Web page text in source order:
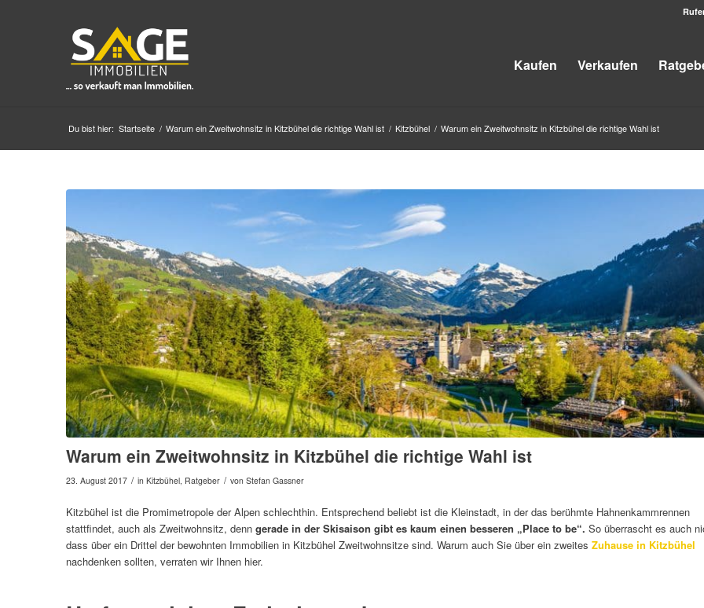
Kaufen Verkaufen
Du bist hier: Startseite / Warum ein Zweitwohnsitz in Kitzbühel die richtige Wahl ist / Kitzbühel / Warum ein Zweitwohnsitz in Kitzbühel die richtige Wahl ist
Warum ein Zweitwohnsitz in Kitzbühel die richtige Wahl ist
23. August 2017 / in Kitzbühel, Ratgeber / von Stefan Gassner
Kitzbühel ist die Promimetropole der Alpen schlechthin. Entsprechend beliebt ist die Kleinstadt, in der das berühmte Hahnenkammrennen
stattfindet, auch als Zweitwohnsitz, denn gerade in der Skisaison gibt es kaum einen besseren „Place to be“. So überrascht es auch
dass über ein Drittel der bewohnten Immobilien in Kitzbühel Zweitwohnsitze sind. Warum auch Sie über ein zweites Zuhause in Kitzbühel
nachdenken sollten, verraten wir Ihnen hier.